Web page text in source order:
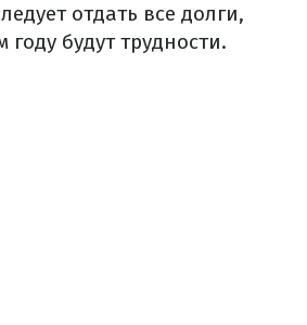
отдать все долги,
будут трудности.